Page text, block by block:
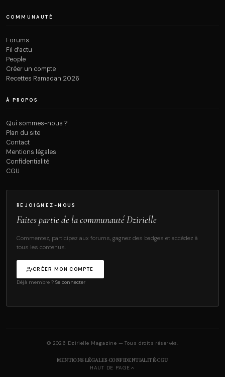
COMMUNAUTÉ
Forums
Fil d’actu
People
Créer un compte
Recettes Ramadan 2026
À PROPOS
Qui sommes-nous ?
Plan du site
Contact
Mentions légales
Confidentialité
CGU
REJOIGNEZ-NOUS
Faites partie de la communauté Dzirielle
Commentez, participez aux forums, gagnez des badges et accédez à
tous les contenus.
CRÉER MON COMPTE
Déjà membre ? Se connecter
© 2026 Dzirielle Magazine — Tous droits réservés.
MENTIONS LÉGALES·CONFIDENTIALITÉ·CGU
HAUT DE PAGE